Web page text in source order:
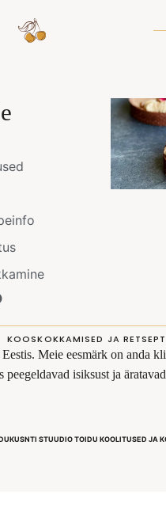
KOOSKOKKAMISED JA
Meie eesmärk on anda
isiksust ja
STUUDIO TOIDU KOOLITUSED JA